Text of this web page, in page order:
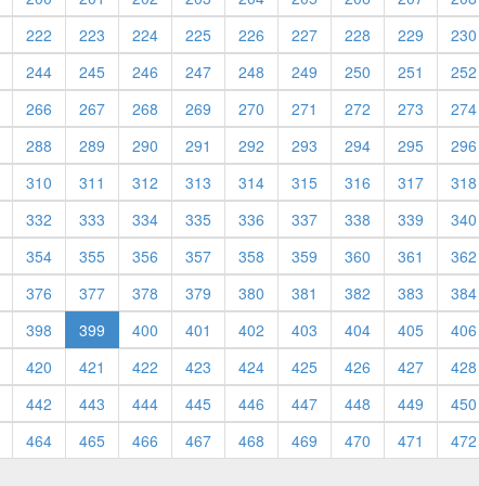
222 223 224 225 226 227 228 229
230
244 245 246 247 248 249 250 251
252
266 267 268 269 270 271 272 273
274
288 289 290 291 292 293 294 295
296
310 311 312 313 314 315 316 317
318
332 333 334 335 336 337 338 339
340
354 355 356 357 358 359 360 361
362
376 377 378 379 380 381 382 383
384
398 399 400 401 402 403 404 405
406
420 421 422 423 424 425 426 427
428
442 443 444 445 446 447 448 449
450
464 465 466 467 468 469 470 471
472